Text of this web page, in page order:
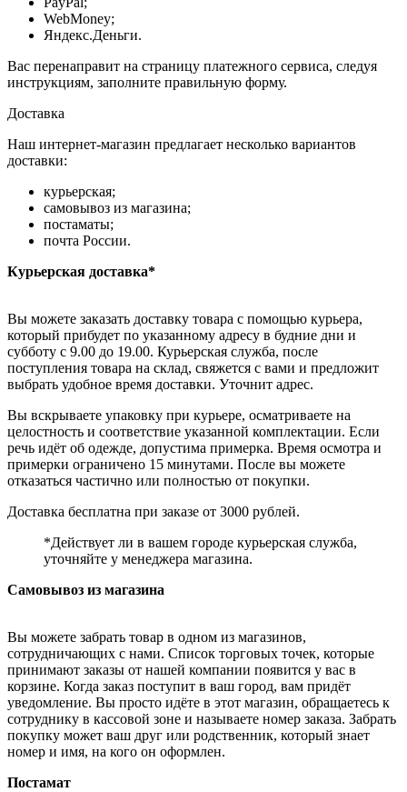
WebMoney;
Яндекс.Деньги.
Вас перенаправит на страницу платежного сервиса, следуя
инструкциям, заполните правильную форму.
Доставка
Наш интернет-магазин предлагает несколько вариантов
доставки:
курьерская;
самовывоз из магазина;
постаматы;
почта России.
Курьерская доставка*
Вы можете заказать доставку товара с помощью курьера,
который прибудет по указанному адресу в будние дни и
субботу с 9.00 до 19.00. Курьерская служба, после
поступления товара на склад, свяжется с вами и предложит
выбрать удобное время доставки. Уточнит адрес.
Вы вскрываете упаковку при курьере, осматриваете на
целостность и соответствие указанной комплектации. Если
речь идёт об одежде, допустима примерка. Время осмотра и
примерки ограничено 15 минутами. После вы можете
отказаться частично или полностью от покупки.
Доставка бесплатна при заказе от 3000 рублей.
*Действует ли в вашем городе курьерская служба,
уточняйте у менеджера магазина.
Самовывоз из магазина
Вы можете забрать товар в одном из магазинов,
сотрудничающих с нами. Список торговых точек, которые
принимают заказы от нашей компании появится у вас в
корзине. Когда заказ поступит в ваш город, вам придёт
уведомление. Вы просто идёте в этот магазин, обращаетесь к
сотруднику в кассовой зоне и называете номер заказа. Забрать
покупку может ваш друг или родственник, который знает
номер и имя, на кого он оформлен.
Постамат